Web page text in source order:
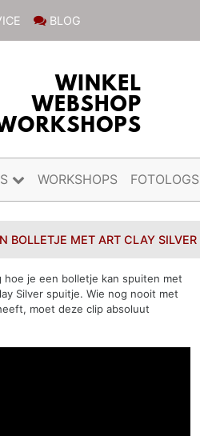
BLOG
WORKSHOPS FOTOLOGS
BOLLETJE MET ART CLAY SILVER
hoe je een bolletje kan spuiten met
Silver spuitje. Wie nog nooit met
moet deze clip absoluut